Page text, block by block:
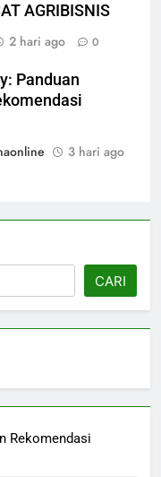
AGRIBISNIS
2 hari ago 0
Panduan
3 hari ago
CARI
Rekomendasi